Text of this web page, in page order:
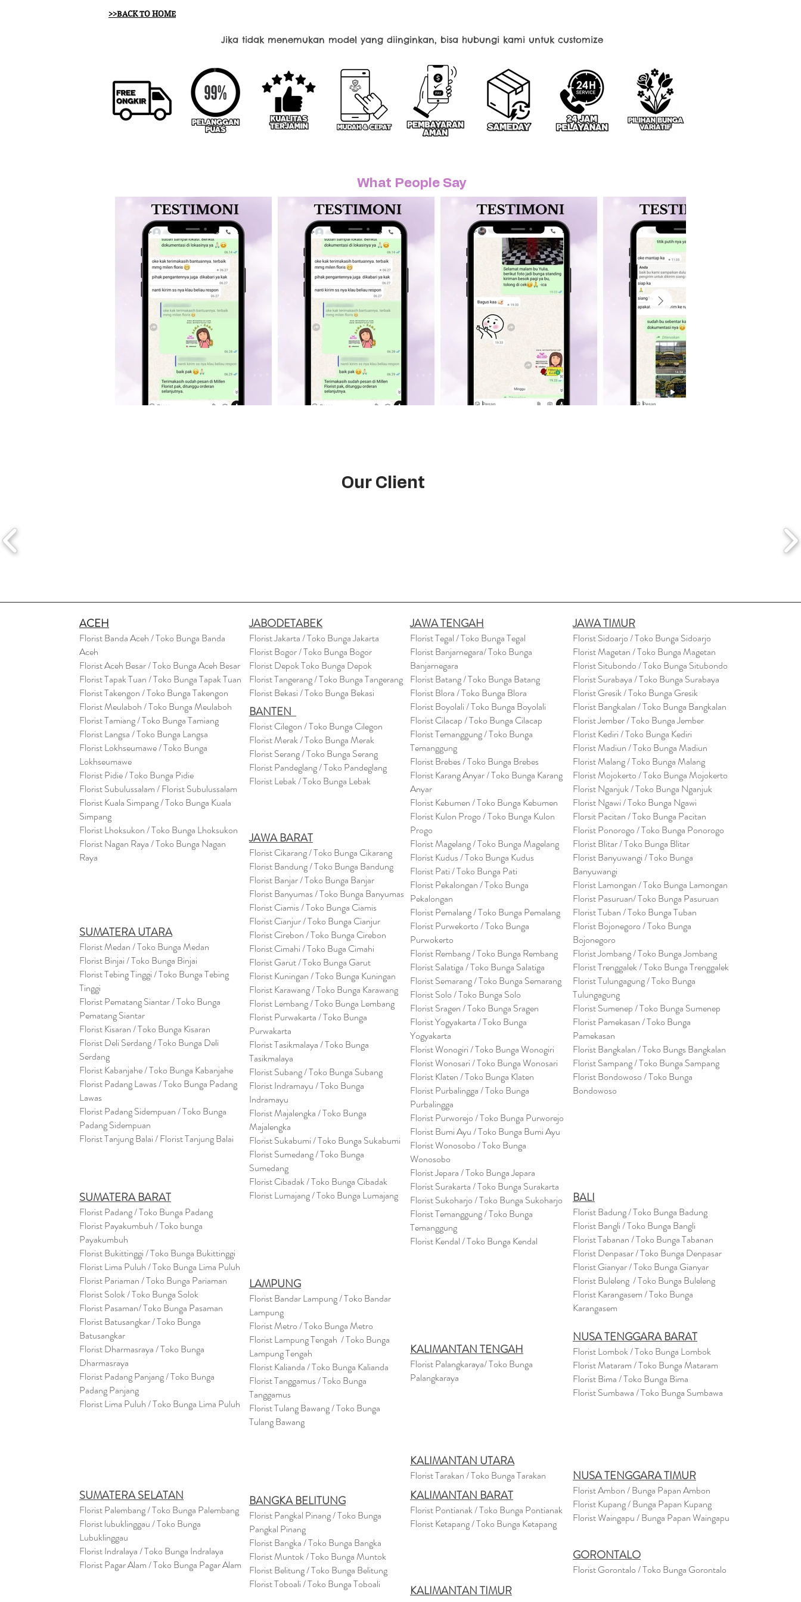
>>BACK TO HOME
Jika tidak menemukan model yang diinginkan, bisa hubungi kami untuk customize
What People Say
Our Client
ACEH
Florist Banda Aceh / Toko Bunga Banda
Aceh
Florist Aceh Besar / Toko Bunga Aceh Besar
Florist Tapak Tuan / Toko Bunga Tapak Tuan
Florist Takengon / Toko Bunga Takengon
Florist Meulaboh / Toko Bunga Meulaboh
Florist Tamiang / Toko Bunga Tamiang
Florist Langsa / Toko Bunga Langsa
Florist Lokhseumawe / Toko Bunga
Lokhseumawe
Florist Pidie / Toko Bunga Pidie
Florist Subulussalam / Florist Subulussalam
Florist Kuala Simpang / Toko Bunga Kuala
Simpang
Florist Lhoksukon / Toko Bunga Lhoksukon
Florist Nagan Raya / Toko Bunga Nagan
Raya
SUMATERA UTARA
Florist Medan / Toko Bunga Medan
Florist Binjai / Toko Bunga Binjai
Florist Tebing Tinggi / Toko Bunga Tebing
Tinggi
Florist Pematang Siantar / Toko Bunga
Pematang Siantar
Florist Kisaran / Toko Bunga Kisaran
Florist Deli Serdang / Toko Bunga Deli
Serdang
Florist Kabanjahe / Toko Bunga Kabanjahe
Florist Padang Lawas / Toko Bunga Padang
Lawas
Florist Padang Sidempuan / Toko Bunga
Padang Sidempuan
Florist Tanjung Balai / Florist Tanjung Balai
SUMATERA BARAT
Florist Padang / Toko Bunga Padang
Florist Payakumbuh / Toko bunga
Payakumbuh
Florist Bukittinggi / Toko Bunga Bukittinggi
Florist Lima Puluh / Toko Bunga Lima Puluh
Florist Pariaman / Toko Bunga Pariaman
Florist Solok / Toko Bunga Solok
Florist Pasaman/ Toko Bunga Pasaman
Florist Batusangkar / Toko Bunga
Batusangkar
Florist Dharmasraya / Toko Bunga
Dharmasraya
Florist Padang Panjang / Toko Bunga
Padang Panjang
Florist Lima Puluh / Toko Bunga Lima Puluh
JABODETABEK
Florist Jakarta / Toko Bunga Jakarta
Florist Bogor / Toko Bunga Bogor
Florist Depok Toko Bunga Depok
Florist Tangerang / Toko Bunga Tangerang
Florist Bekasi / Toko Bunga Bekasi
BANTEN
Florist Cilegon / Toko Bunga Cilegon
Florist Merak / Toko Bunga Merak
Florist Serang / Toko Bunga Serang
Florist Pandeglang / Toko Pandeglang
Florist Lebak / Toko Bunga Lebak
JAWA BARAT
Florist Cikarang/ Toko Bunga Cikarang
Florist Bandung / Toko Bunga Bandung
Florist Banjar / Toko Bunga Banjar
Florist Banyumas / Toko Bunga Banyumas
Florist Ciamis / Toko Bunga Ciamis
Florist Cianjur / Toko Bunga Cianjur
Florist Cirebon / Toko Bunga Cirebon
Florist Cimahi / Toko Buga Cimahi
Florist Garut / Toko Bunga Garut
Florist Kuningan / Toko Bunga Kuningan
Florist Karawang / Toko Bunga Karawang
Florist Lembang / Toko Bunga Lembang
Florist Purwakarta / Toko Bunga
Purwakarta
Florist Tasikmalaya / Toko Bunga
Tasikmalaya
Florist Subang / Toko Bunga Subang
Florist Indramayu / Toko Bunga
Indramayu
Florist Majalengka / Toko Bunga
Majalengka
Florist Sukabumi / Toko Bunga Sukabumi
Florist Sumedang / Toko Bunga
Sumedang
Florist Cibadak / Toko Bunga Cibadak
Florist Lumajang / Toko Bunga Lumajang
JAWA TENGAH
Florist Tegal / Toko Bunga Tegal
Florist Banjarnegara/ Toko Bunga
Banjarnegara
Florist Batang / Toko Bunga Batang
Florist Blora / Toko Bunga Blora
Florist Boyolali / Toko Bunga Boyolali
Florist Cilacap / Toko Bunga Cilacap
Florist Temanggung / Toko Bunga
Temanggung
Florist Brebes / Toko Bunga Brebes
Florist Karang Anyar / Toko Bunga Karang
Anyar
Florist Kebumen / Toko Bunga Kebumen
Florist Kulon Progo / Toko Bunga Kulon
Progo
Florist Magelang / Toko Bunga Magelang
Florist Kudus / Toko Bunga Kudus
Florist Pati / Toko Bunga Pati
Florist Pekalongan / Toko Bunga
Pekalongan
Florist Pemalang / Toko Bunga Pemalang
Florist Purwekorto / Toko Bunga
Purwokerto
Florist Rembang / Toko Bunga Rembang
Florist Salatiga / Toko Bunga Salatiga
Florist Semarang / Toko Bunga Semarang
Florist Solo / Toko Bunga Solo
Florist Sragen / Toko Bunga Sragen
Florist Yogyakarta / Toko Bunga
Yogyakarta
Florist Wonogiri / Toko Bunga Wonogiri
Florist Wonosari / Toko Bunga Wonosari
Florist Klaten / Toko Bunga Klaten
Florist Purbalingga / Toko Bunga
Purbalingga
Florist Purworejo / Toko Bunga Purworejo
Florist Bumi Ayu / Toko Bunga Bumi Ayu
Florist Wonosobo / Toko Bunga
Wonosobo
Florist Jepara / Toko Bunga Jepara
Florist Surakarta / Toko Bunga Surakarta
Florist Sukoharjo / Toko Bunga Sukoharjo
Florist Temanggung / Toko Bunga
Temanggung
Florist Kendal / Toko Bunga Kendal
LAMPUNG
Florist Bandar Lampung / Toko Bandar
Lampung
Florist Metro / Toko Bunga Metro
Florist Lampung Tengah / Toko Bunga
Lampung Tengah
Florist Kalianda / Toko Bunga Kalianda
Florist Tanggamus / Toko Bunga
Tanggamus
Florist Tulang Bawang / Toko Bunga
Tulang Bawang
KALIMANTAN TENGAH
Florist Palangkaraya/ Toko Bunga
Palangkaraya
JAWA TIMUR
Florist Sidoarjo / Toko Bunga Sidoarjo
Florist Magetan / Toko Bunga Magetan
Florist Situbondo / Toko Bunga Situbondo
Florist Surabaya / Toko Bunga Surabaya
Florist Gresik / Toko Bunga Gresik
FloristBangkalan / Toko Bunga Bangkalan
Florist Jember / Toko Bunga Jember
Florist Kediri / Toko Bunga Kediri
Florist Madiun / Toko Bunga Madiun
Florist Malang / Toko Bunga Malang
Florist Mojokerto / Toko Bunga Mojokerto
Florist Nganjuk / Toko Bunga Nganjuk
Florist Ngawi /Toko Bunga Ngawi
Florsit Pacitan / Toko Bunga Pacitan
Florist Ponorogo / Toko Bunga Ponorogo
Florist Blitar / Toko Bunga Blitar
Florist Banyuwangi / Toko Bunga
Banyuwangi
Florist Lamongan / Toko Bunga Lamongan
Florist Pasuruan/ Toko Bunga Pasuruan
Florist Tuban / Toko Bunga Tuban
Florist Bojonegoro / Toko Bunga
Bojonegoro
Florist Jombang / Toko Bunga Jombang
Florist Trenggalek / Toko Bunga Trenggalek
Florist Tulungagung / Toko Bunga
Tulungagung
Florist Sumenep / Toko Bunga Sumenep
Florist Pamekasan / Toko Bunga
Pamekasan
Florist Bangkalan / Toko Bungs Bangkalan
Florist Sampang / Toko Bunga Sampang
Florist Bondowoso / Toko Bunga
Bondowoso
BALI
Florist Badung / Toko Bunga Badung
Florist Bangli / Toko Bunga Bangli
FloristTabanan/ Toko Bunga Tabanan
Florist Denpasar / Toko Bunga Denpasar
Florist Gianyar / Toko Bunga Gianyar
Florist Buleleng / Toko Bunga Buleleng
Florist Karangasem / Toko Bunga
Karangasem
NUSA TENGGARA BARAT
Florist Lombok / Toko Bunga Lombok
FloristMataram/ Toko Bunga Mataram
Florist Bima / Toko Bunga Bima
Florist Sumbawa / Toko Bunga Sumbawa
KALIMANTAN UTARA
Florist Tarakan / Toko Bunga Tarakan
SUMATERA SELATAN
Florist Palembang / Toko Bunga Palembang
Florist lubuklinggau / Toko Bunga
Lubuklinggau
Florist Indralaya / Toko Bunga Indralaya
Florist Pagar Alam / Toko Bunga Pagar Alam
BANGKA BELITUNG
Florist Pangkal Pinang / Toko Bunga
Pangkal Pinang
Florist Bangka / Toko Bunga Bangka
Florist Muntok / Toko Bunga Muntok
Florist Belitung / Toko Bunga Belitung
Florist Toboali / Toko Bunga Toboali
KALIMANTAN BARAT
Florist Pontianak / Toko Bunga Pontianak
Florist Ketapang / Toko Bunga Ketapang
KALIMANTAN TIMUR
NUSA TENGGARA TIMUR
Florist Ambon / Bunga Papan Ambon
Florist Kupang / Bunga Papan Kupang
Florist Waingapu / Bunga Papan Waingapu
GORONTALO
Florist Gorontalo / Toko Bunga Gorontalo